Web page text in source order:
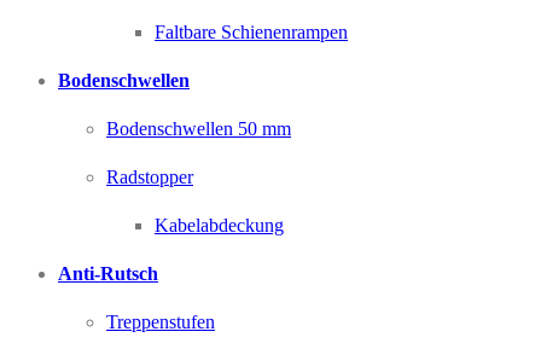
Faltbare Schienenrampen
Bodenschwellen
Bodenschwellen 50 mm
Radstopper
Kabelabdeckung
Anti-Rutsch
Treppenstufen